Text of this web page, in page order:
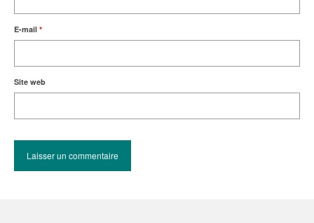
E-mail *
Site web